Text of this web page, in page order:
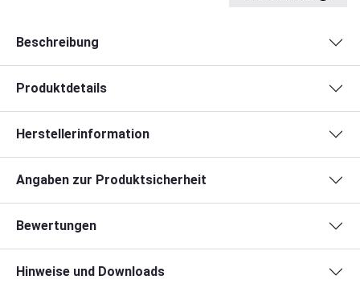
Beschreibung
Produktdetails
Herstellerinformation
Angaben zur Produktsicherheit
Bewertungen
Hinweise und Downloads